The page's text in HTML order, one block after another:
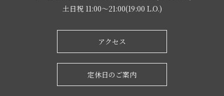
土日祝 11:00～21:00(19:00 L.O.)
アクセス
定休日のご案内